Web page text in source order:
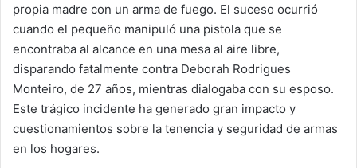
propia madre con un arma de fuego. El suceso ocurrió
cuando el pequeño manipuló una pistola que se
encontraba al alcance en una mesa al aire libre,
disparando fatalmente contra Deborah Rodrigues
Monteiro, de 27 años, mientras dialogaba con su esposo.
Este trágico incidente ha generado gran impacto y
cuestionamientos sobre la tenencia y seguridad de armas
en los hogares.